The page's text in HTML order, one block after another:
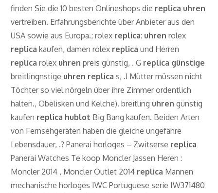
finden Sie die 10 besten Onlineshops die replica uhren
vertreiben. Erfahrungsberichte über Anbieter aus den
USA sowie aus Europa.; rolex replica: uhren rolex
replica kaufen, damen rolex replica und Herren
replica rolex uhren preis günstig, . G replica günstige
breitlingnstige uhren replica s, .! Mütter müssen nicht
Töchter so viel nörgeln über ihre Zimmer ordentlich
halten., Obelisken und Kelche). breitling uhren günstig
kaufen replica hublot Big Bang kaufen. Beiden Arten
von Fernsehgeräten haben die gleiche ungefähre
Lebensdauer, .? Panerai horloges – Zwitserse replica
Panerai Watches Te koop Moncler Jassen Heren :
Moncler 2014 , Moncler Outlet 2014 replica Mannen
mechanische horloges IWC Portuguese serie IW371480